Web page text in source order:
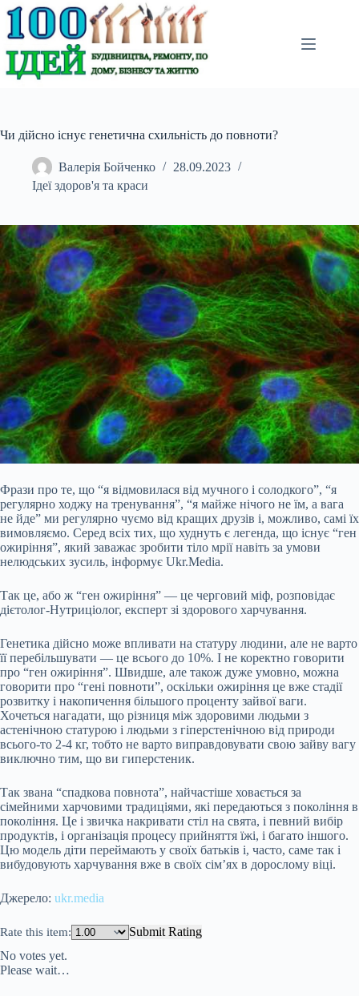
Перейти
до
вмісту
Чи дійсно існує генетична схильність до повноти?
Валерія Бойченко
28.09.2023
Ідеї здоров'я та краси
Фрази про те, що “я відмовилася від мучного і солодкого”, “я
регулярно ходжу на тренування”, “я майже нічого не їм, а вага
не йде” ми регулярно чуємо від кращих друзів і, можливо, самі їх
вимовляємо. Серед всіх тих, що худнуть є легенда, що існує “ген
ожиріння”, який заважає зробити тіло мрії навіть за умови
нелюдських зусиль, інформує Ukr.Media.
Так це, або ж “ген ожиріння” — це черговий міф, розповідає
дієтолог-Нутриціолог, експерт зі здорового харчування.
Генетика дійсно може впливати на статуру людини, але не варто
її перебільшувати — це всього до 10%. І не коректно говорити
про “ген ожиріння”. Швидше, але також дуже умовно, можна
говорити про “гені повноти”, оскільки ожиріння це вже стадії
розвитку і накопичення більшого проценту зайвої ваги.
Хочеться нагадати, що різниця між здоровими людьми з
астенічною статурою і людьми з гіперстенічною від природи
всього-то 2-4 кг, тобто не варто виправдовувати свою зайву вагу
виключно тим, що ви гиперстеник.
Так звана “спадкова повнота”, найчастіше ховається за
сімейними харчовими традиціями, які передаються з покоління в
покоління. Це і звичка накривати стіл на свята, і певний вибір
продуктів, і організація процесу прийняття їжі, і багато іншого.
Цю модель діти переймають у своїх батьків і, часто, саме так і
вибудовують харчування вже в своїх сім’ях в дорослому віці.
Джерело: ukr.media
Rate this item:
Submit Rating
No votes yet.
Please wait…